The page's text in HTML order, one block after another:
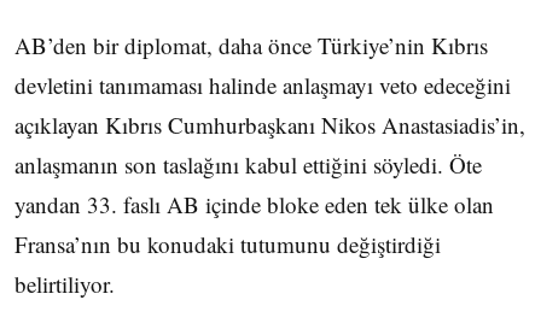
AB’den bir diplomat, daha önce Türkiye’nin Kıbrıs
devletini tanımaması halinde anlaşmayı veto edeceğini
açıklayan Kıbrıs Cumhurbaşkanı Nikos Anastasiadis’in,
anlaşmanın son taslağını kabul ettiğini söyledi. Öte
yandan 33. faslı AB içinde bloke eden tek ülke olan
Fransa’nın bu konudaki tutumunu değiştirdiği
belirtiliyor.